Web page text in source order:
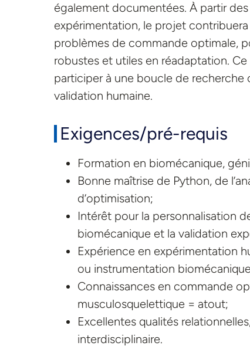
également documentées. À partir
expérimentation, le projet
problèmes de commande optimale,
robustes et utiles en réadaptation.
participer à une boucle de recherche
validation humaine.
Exigences/pré-requis
Formation en biomécanique,
Bonne maîtrise de Python, de
d’optimisation;
Intérêt pour la personnalisation
biomécanique et la validation
Expérience en expérimentation
ou instrumentation
Connaissances en commande
musculosquelettique = atout;
Excellentes qualités
interdisciplinaire.